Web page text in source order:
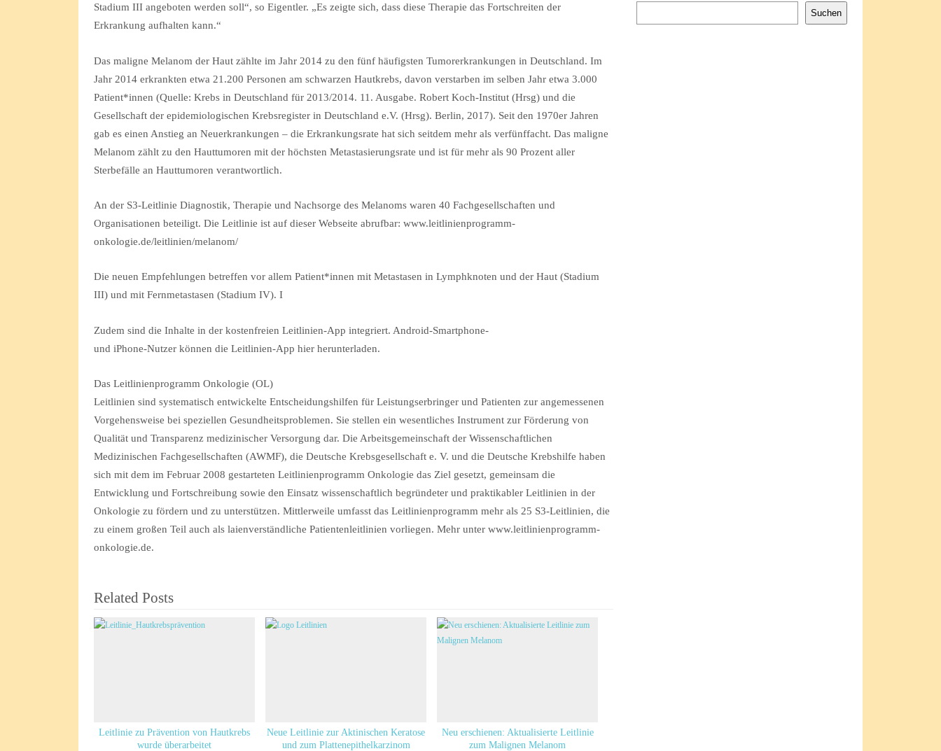
Stadium III angeboten werden soll“, so Eigentler. „Es zeigte sich, dass diese Therapie das Fortschreiten der
Erkrankung aufhalten kann.“
Das maligne Melanom der Haut zählte im Jahr 2014 zu den fünf häufigsten Tumorerkrankungen in Deutschland. Im
Jahr 2014 erkrankten etwa 21.200 Personen am schwarzen Hautkrebs, davon verstarben im selben Jahr etwa 3.000
Patient*innen (Quelle: Krebs in Deutschland für 2013/2014. 11. Ausgabe. Robert Koch-Institut (Hrsg) und die
Gesellschaft der epidemiologischen Krebsregister in Deutschland e.V. (Hrsg). Berlin, 2017). Seit den 1970er Jahren
gab es einen Anstieg an Neuerkrankungen – die Erkrankungsrate hat sich seitdem mehr als verfünffacht. Das maligne
Melanom zählt zu den Hauttumoren mit der höchsten Metastasierungsrate und ist für mehr als 90 Prozent aller
Sterbefälle an Hauttumoren verantwortlich.
An der S3-Leitlinie Diagnostik, Therapie und Nachsorge des Melanoms waren 40 Fachgesellschaften und
Organisationen beteiligt. Die Leitlinie ist auf dieser Webseite abrufbar: www.leitlinienprogramm-
onkologie.de/leitlinien/melanom/
Die neuen Empfehlungen betreffen vor allem Patient*innen mit Metastasen in Lymphknoten und der Haut (Stadium
III) und mit Fernmetastasen (Stadium IV). I
Zudem sind die Inhalte in der kostenfreien Leitlinien-App integriert. Android-Smartphone-
und iPhone-Nutzer können die Leitlinien-App hier herunterladen.
Das Leitlinienprogramm Onkologie (OL)
Leitlinien sind systematisch entwickelte Entscheidungshilfen für Leistungserbringer und Patienten zur angemessenen
Vorgehensweise bei speziellen Gesundheitsproblemen. Sie stellen ein wesentliches Instrument zur Förderung von
Qualität und Transparenz medizinischer Versorgung dar. Die Arbeitsgemeinschaft der Wissenschaftlichen
Medizinischen Fachgesellschaften (AWMF), die Deutsche Krebsgesellschaft e. V. und die Deutsche Krebshilfe haben
sich mit dem im Februar 2008 gestarteten Leitlinienprogramm Onkologie das Ziel gesetzt, gemeinsam die
Entwicklung und Fortschreibung sowie den Einsatz wissenschaftlich begründeter und praktikabler Leitlinien in der
Onkologie zu fördern und zu unterstützen. Mittlerweile umfasst das Leitlinienprogramm mehr als 25 S3-Leitlinien, die
zu einem großen Teil auch als laienverständliche Patientenleitlinien vorliegen. Mehr unter www.leitlinienprogramm-
onkologie.de.
Related Posts
Leitlinie zu Prävention von Hautkrebs
wurde überarbeitet
Neue Leitlinie zur Aktinischen Keratose
und zum Plattenepithelkarzinom
Neu erschienen: Aktualisierte Leitlinie
zum Malignen Melanom
Suchen